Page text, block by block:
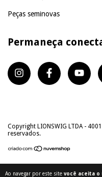
Ao navegar por este site você aceita o
Peças seminovas
Permaneça
Copyright LIONSWIG LTDA -
reservados.